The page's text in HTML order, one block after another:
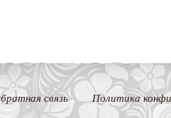
связь Политика